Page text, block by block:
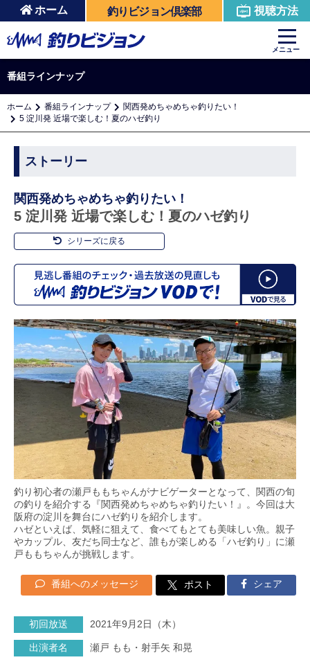
ホーム 釣りビジョン倶楽部 視聴方法
メニュー
番組ラインナップ
ホーム 番組ラインナップ
関西発めちゃめちゃ釣りたい！
5 淀川発 近場で楽しむ！夏のハゼ釣り
ストーリー
関西発めちゃめちゃ釣りたい！
5 淀川発 近場で楽しむ！夏のハゼ釣り
シリーズに戻る
釣り初心者の瀬戸ももちゃんがナビゲーターとなって、関西の旬
の釣りを紹介する『関西発めちゃめちゃ釣りたい！』。今回は大
阪府の淀川を舞台にハゼ釣りを紹介します。
ハゼといえば、気軽に狙えて、食べてもとても美味しい魚。親子
やカップル、友だち同士など、誰もが楽しめる「ハゼ釣り」に瀬
戸ももちゃんが挑戦します。
番組へのメッセージ ポスト シェア
初回放送 2021年9月2日（木）
出演者名 瀬戸 もも・射手矢 和晃